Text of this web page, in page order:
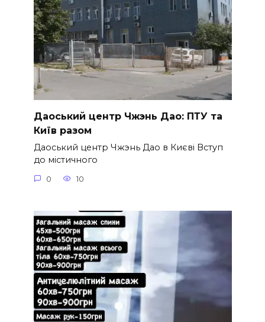
Даоський центр Чжэнь Дао: ПТУ та
Київ разом
Даоський центр Чжэнь Дао в Києві Вступ
до містичного
0 10